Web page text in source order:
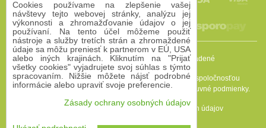
2009-2026 © Bomba s.r.o.Všetky práva vyhradené
Táto stránka je chránená programom reCAPTCHA a spoločnosťou
Google. PlatiaPravidlá ochrany osobných údajov Zmluvné podmienky.
Predvoľby súkromia
Zásady ochrany osobných údajov
Cookies používame na zlepšenie vašej
návštevy tejto webovej stránky, analýzu jej
výkonnosti a zhromažďovanie údajov o jej
používaní. Na tento účel môžeme použiť
nástroje a služby tretích strán a zhromaždené
údaje sa môžu preniesť k partnerom v EÚ, USA
alebo iných krajinách. Kliknutím na "Prijať
všetky cookies" vyjadrujete svoj súhlas s týmto
spracovaním. Nižšie môžete nájsť podrobné
informácie alebo upraviť svoje preferencie.
Zásady ochrany osobných údajov